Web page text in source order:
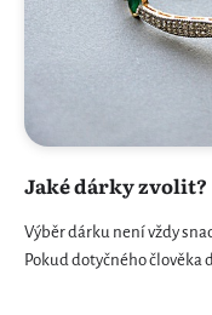
Jaké dárky zvolit?
Výběr dárku není vždy
Pokud dotyčného člověka